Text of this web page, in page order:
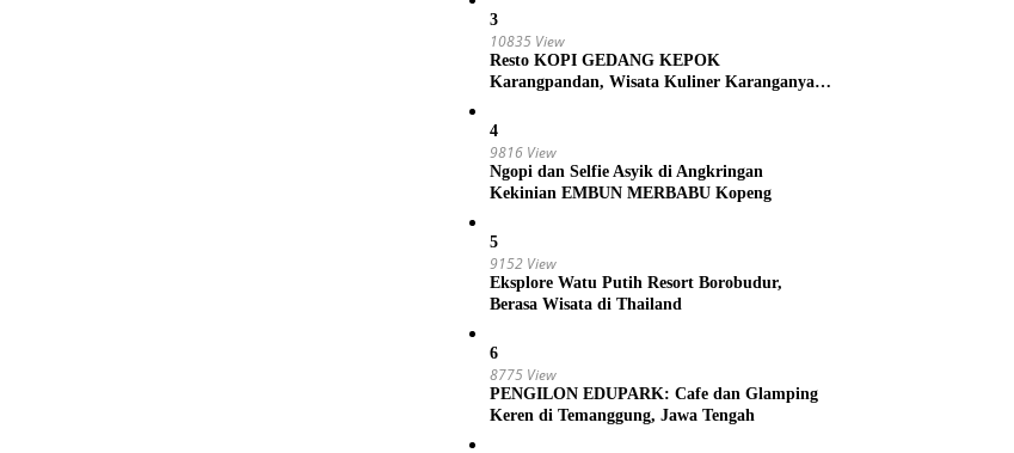
3
10835 View
Resto KOPI GEDANG KEPOK
Karangpandan, Wisata Kuliner Karanganyar,
4
9816 View
Ngopi dan Selfie Asyik di Angkringan
Kekinian EMBUN MERBABU Kopeng
5
9152 View
Eksplore Watu Putih Resort Borobudur,
Berasa Wisata di Thailand
6
8775 View
PENGILON EDUPARK: Cafe dan Glamping
Keren di Temanggung, Jawa Tengah